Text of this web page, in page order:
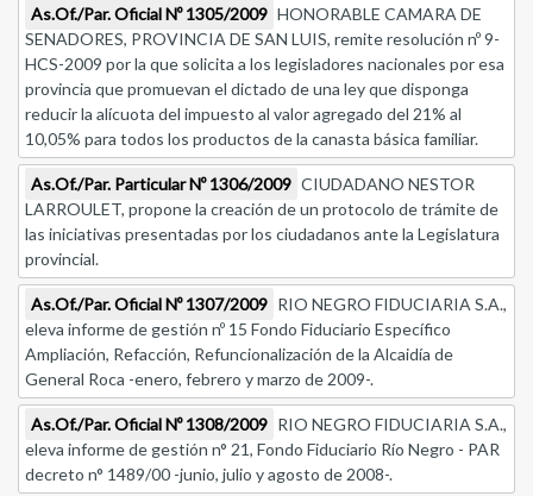
As.Of./Par. Oficial Nº 1305/2009 HONORABLE CAMARA DE
SENADORES, PROVINCIA DE SAN LUIS, remite resolución nº 9-
HCS-2009 por la que solicita a los legisladores nacionales por esa
provincia que promuevan el dictado de una ley que disponga
reducir la alícuota del impuesto al valor agregado del 21% al
10,05% para todos los productos de la canasta básica familiar.
As.Of./Par. Particular Nº 1306/2009 CIUDADANO NESTOR
LARROULET, propone la creación de un protocolo de trámite de
las iniciativas presentadas por los ciudadanos ante la Legislatura
provincial.
As.Of./Par. Oficial Nº 1307/2009 RIO NEGRO FIDUCIARIA S.A.,
eleva informe de gestión nº 15 Fondo Fiduciario Específico
Ampliación, Refacción, Refuncionalización de la Alcaidía de
General Roca -enero, febrero y marzo de 2009-.
As.Of./Par. Oficial Nº 1308/2009 RIO NEGRO FIDUCIARIA S.A.,
eleva informe de gestión n° 21, Fondo Fiduciario Río Negro - PAR
decreto n° 1489/00 -junio, julio y agosto de 2008-.